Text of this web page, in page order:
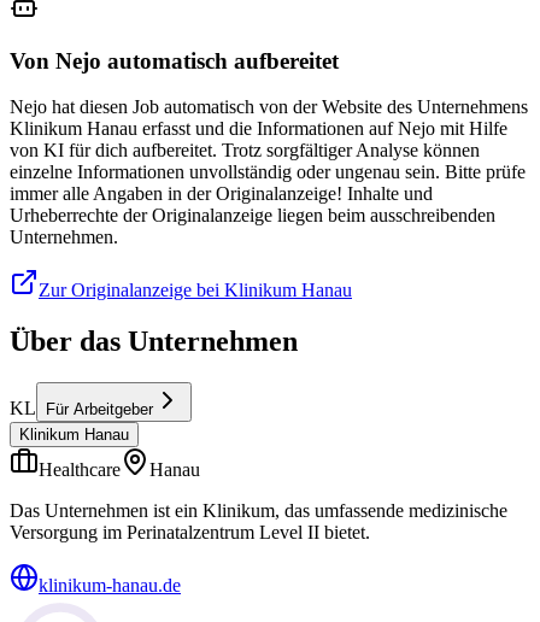
Von Nejo automatisch aufbereitet
Nejo hat diesen Job automatisch von der Website des Unternehmens
Klinikum Hanau erfasst und die Informationen auf Nejo mit Hilfe
von KI für dich aufbereitet. Trotz sorgfältiger Analyse können
einzelne Informationen unvollständig oder ungenau sein. Bitte prüfe
immer alle Angaben in der Originalanzeige! Inhalte und
Urheberrechte der Originalanzeige liegen beim ausschreibenden
Unternehmen.
Zur Originalanzeige bei Klinikum Hanau
Über das Unternehmen
KL
Für Arbeitgeber
Klinikum Hanau
Healthcare
Hanau
Das Unternehmen ist ein Klinikum, das umfassende medizinische
Versorgung im Perinatalzentrum Level II bietet.
klinikum-hanau.de